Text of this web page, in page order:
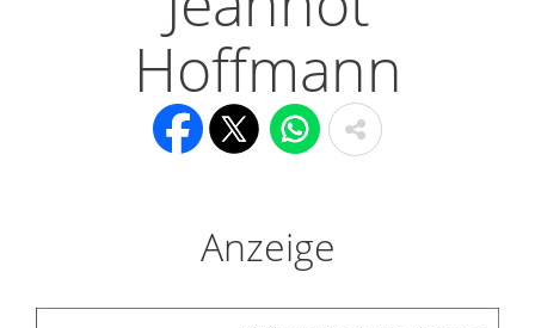
Hoffmann
Anzeige